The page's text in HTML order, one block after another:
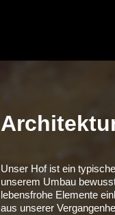
Unser Hof ist ein
unserem Umbau
lebensfrohe Elemente
aus unserer